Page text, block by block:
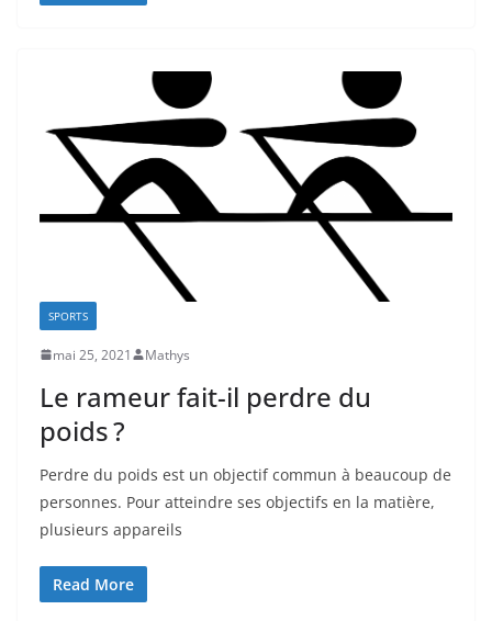
SPORTS
mai 25, 2021 Mathys
Le rameur fait-il perdre du
poids ?
Perdre du poids est un objectif commun à beaucoup de
personnes. Pour atteindre ses objectifs en la matière,
plusieurs appareils
Read More